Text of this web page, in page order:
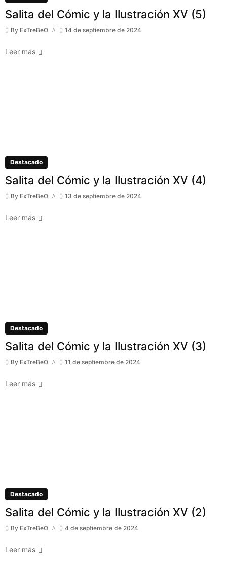
Salita del Cómic y la Ilustración XV (5)
By ExTreBeO 14 de septiembre de 2024
Leer más
Destacado
Salita del Cómic y la Ilustración XV (4)
By ExTreBeO 13 de septiembre de 2024
Leer más
Destacado
Salita del Cómic y la Ilustración XV (3)
By ExTreBeO 11 de septiembre de 2024
Leer más
Destacado
Salita del Cómic y la Ilustración XV (2)
By ExTreBeO 4 de septiembre de 2024
Leer más